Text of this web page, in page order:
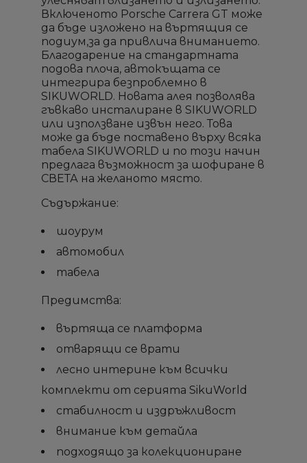
Добави към списък с
желани продукти
Създай списък
Име на списък
Отмени
Sign in
за да добавите продукта в списъка с желание
продукти
Добави към списък с
желани продукти
Създай списък
Име на списък
Отмени
Sign in
за да добавите продукта в списъка с желание
продукти
Включеното Porsche Carrera GT може
да бъде изложено на въртящия се
подиум,за да привлича вниманието.
Благодарение на стандартната
подова плоча, автокъщата се
интегрира безпроблемно в
SIKUWORLD. Новата алея позволява
гъвкаво инсталиране в SIKUWORLD
или използване извън него. Това
може да бъде поставено върху всяка
табела SIKUWORLD и по този начин
предлага възможност за шофиране в
СВЕТА на желаното място.
Съдържание:
шоурум
автомобил
табела
Предимства:
въртяща се платформа
отварящи се врати
лесно интерине към всички
комплекти от серията SikuWorld
стабилност и издръжливост
внимание към детайла
подходящо за колекциониране